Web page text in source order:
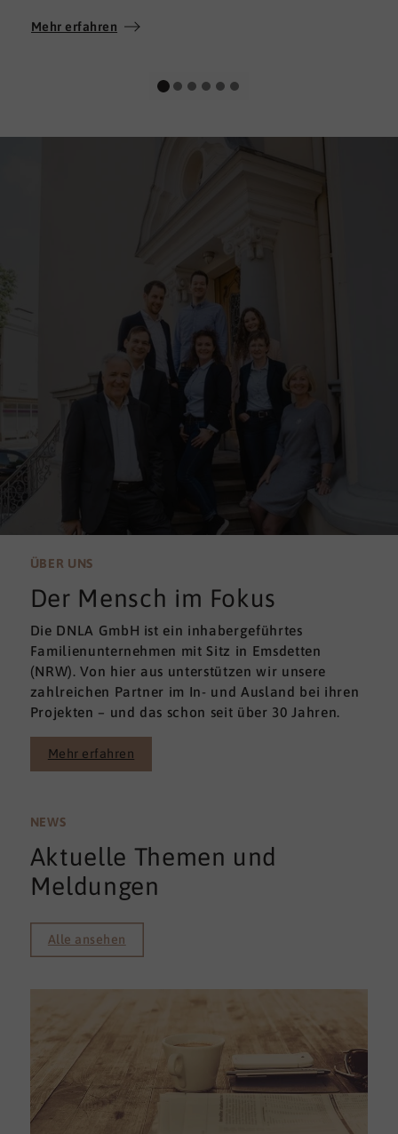
Soft Skills brauchen, finden sie in DNLA den
Mehr erfahren
ÜBER UNS
Der Mensch im Fokus
Die DNLA GmbH ist ein inhabergeführtes
Familienunternehmen mit Sitz in Emsdetten
(NRW). Von hier aus unterstützen wir unsere
zahlreichen Partner im In- und Ausland bei ihren
Projekten – und das schon seit über 30 Jahren.
Mehr erfahren
NEWS
Aktuelle Themen und
Meldungen
Alle ansehen